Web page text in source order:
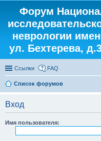
Форум
неврологии
ул. Бехтерева,
Ссылки FAQ
Список форумов
Вход
Имя пользователя: